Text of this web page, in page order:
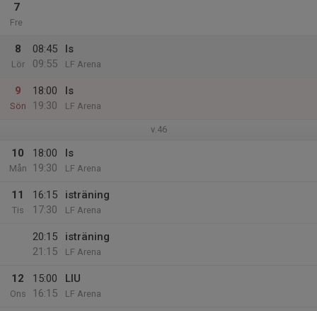
7
Fre
8
Lör
08:45
09:55
Is
LF Arena
9
Sön
18:00
19:30
Is
LF Arena
v.46
10
Mån
18:00
19:30
Is
LF Arena
11
Tis
16:15
17:30
isträning
LF Arena
20:15
21:15
isträning
LF Arena
12
Ons
15:00
16:15
LIU
LF Arena